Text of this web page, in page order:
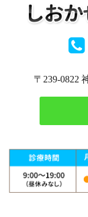
〒239-0822